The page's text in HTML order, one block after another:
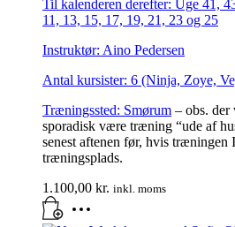
Til kalenderen derefter: Uge 41,
11, 13, 15, 17, 19, 21, 23 og 25
Instruktør: Aino Pedersen
Antal kursister: 6 (Ninja, Zoye,
Træningssted: Smørum – obs. der
sporadisk være træning “ude af
senest aftenen før, hvis
træningsplads.
1.100,00 kr. inkl. moms